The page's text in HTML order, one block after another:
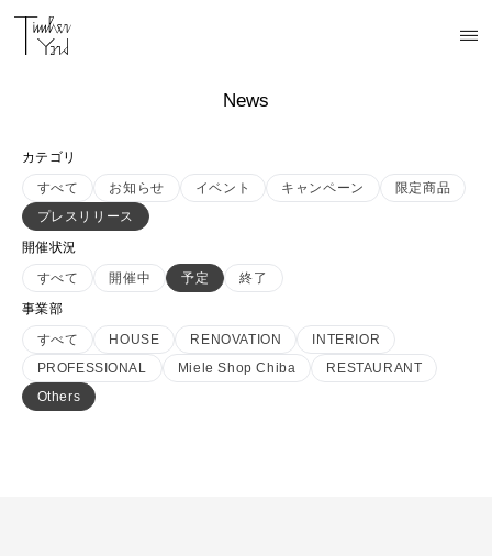
News
カテゴリ
すべて
お知らせ イベント キャンペーン
限定商品
プレスリリース
開催状況
すべて
開催中 予定
終了
事業部
すべて
HOUSE RENOVATION
INTERIOR
PROFESSIONAL
Miele Shop Chiba
RESTAURANT
Others